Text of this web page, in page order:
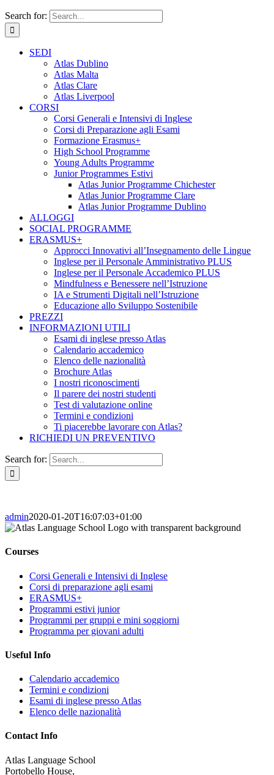
Search for:
SEDI
Atlas Dublino
Atlas Malta
Atlas Clare
Atlas Liverpool
CORSI
Corsi Generali e Intensivi di Inglese
Corsi di Preparazione agli Esami
Formazione Erasmus+
High School Programme
Young Adults Programme
Junior Programmes Estivi
Atlas Junior Programme Chichester
Atlas Junior Programme Clare
Atlas Junior Programme Dublino
ALLOGGI
SOCIAL PROGRAMME
ERASMUS+
Approcci Innovativi all’Insegnamento delle Lingue
Inglese per il Personale Amministrativo PLUS
Inglese per il Personale Accademico PLUS
Mindfulness e Benessere nell’Istruzione
IA e Strumenti Digitali nell’Istruzione
Educazione allo Sviluppo Sostenibile
PREZZI
INFORMAZIONI UTILI
Esami di inglese presso Atlas
Calendario accademico
Elenco delle nazionalità
Brochure Atlas
I nostri riconoscimenti
Il parere dei nostri studenti
Test di valutazione online
Termini e condizioni
Ti piacerebbe lavorare con Atlas?
RICHIEDI UN PREVENTIVO
Search for:
admin2020-01-20T16:07:03+01:00
Courses
Corsi Generali e Intensivi di Inglese
Corsi di preparazione agli esami
ERASMUS+
Programmi estivi junior
Programmi per gruppi e mini soggiorni
Programma per giovani adulti
Useful Info
Calendario accademico
Termini e condizioni
Esami di inglese presso Atlas
Elenco delle nazionalità
Contact Info
Atlas Language School
Portobello House,